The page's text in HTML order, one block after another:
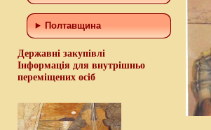
Полтавщина
Державні закупівлі
Інформація для внутрішньо
переміщених осіб